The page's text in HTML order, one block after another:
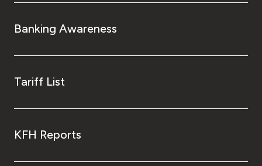
Banking Awareness
Tariff List
KFH Reports